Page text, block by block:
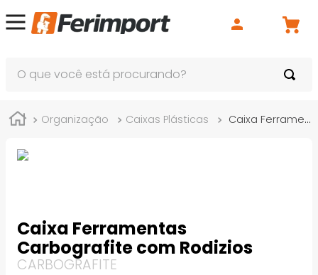
Organização Caixas Plásticas Caixa Ferramentas Carbografite com Rodizios
Caixa Ferramentas
Carbografite com Rodizios
CARBOGRAFITE